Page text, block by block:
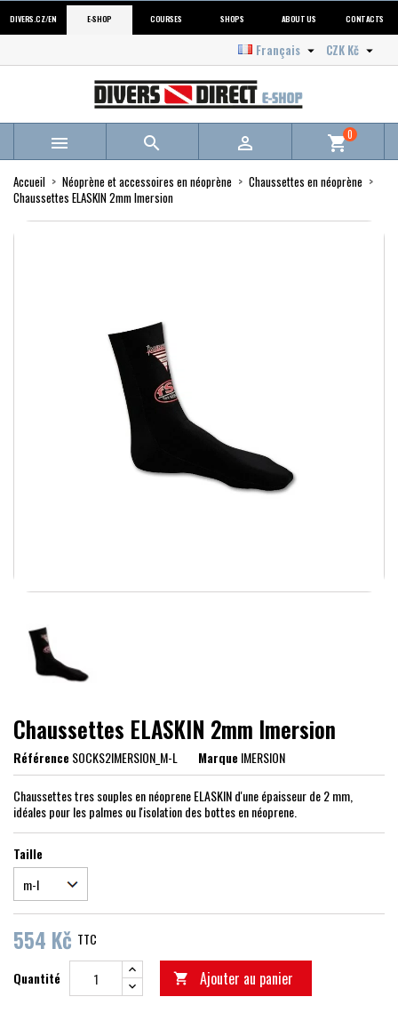
DIVERS.CZ/EN E-SHOP COURSES SHOPS ABOUT US CONTACTS
CZK Kč 
Français 
   shopping_cart0
Accueil Néoprène et accessoires en néoprène
Chaussettes en néoprène
Chaussettes ELASKIN 2mm Imersion
Chaussettes ELASKIN 2mm Imersion
RéférenceSOCKS2IMERSION_M-L MarqueIMERSION
Chaussettes tres souples en néoprene ELASKIN d'une épaisseur de 2 mm,
idéales pour les palmes ou l'isolation des bottes en néoprene.
Taille
554 Kč TTC
Quantité  Ajouter au panier